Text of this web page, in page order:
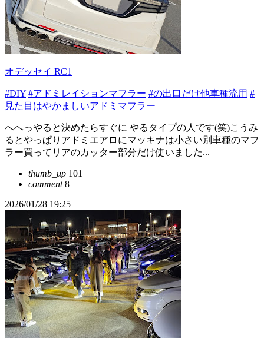
オデッセイ RC1
#DIY #アドミレイションマフラー #の出口だけ他車種流用 #
見た目はやかましいアドミマフラー
へへっやると決めたらすぐに やるタイプの人です(笑)こうみ
るとやっぱりアドミエアロにマッキナは小さい別車種のマフ
ラー買ってリアのカッター部分だけ使いました...
thumb_up 101
comment8
2026/01/28 19:25